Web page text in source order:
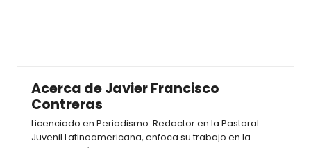
Acerca de Javier Francisco
Contreras
Licenciado en Periodismo. Redactor en la Pastoral
Juvenil Latinoamericana, enfoca su trabajo en la